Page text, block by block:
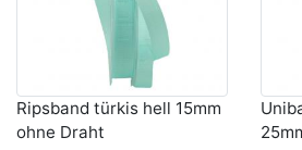
Ripsband türkis hell 15mm
ohne Draht